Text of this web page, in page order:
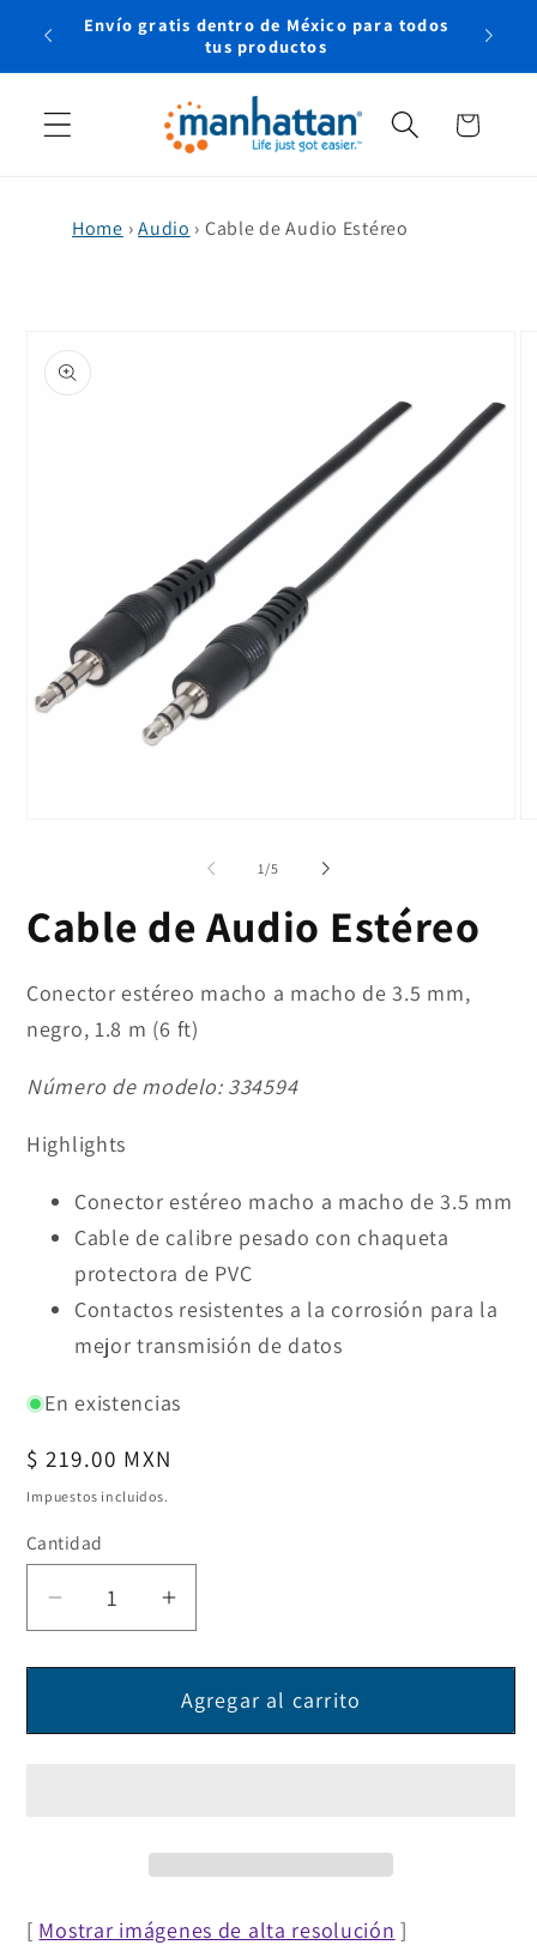
directamente
Envío gratis dentro de México para todos
tus productos
Carrito
Home ›Audio › Cable de Audio Estéreo
a la
información
una
ventana
1 /de
5
Cable de Audio Estéreo
Conector estéreo macho a macho de 3.5 mm,
negro, 1.8 m (6 ft)
Número de modelo: 334594
Highlights
Conector estéreo macho a macho de 3.5 mm
Cable de calibre pesado con chaqueta
protectora de PVC
Contactos resistentes a la corrosión para la
mejor transmisión de datos
En existencias
Precio
habitual
$ 219.00 MXN
Impuestos incluidos.
Cantidad
Reducir
para
de
Aumentar
para
Cable
de
Agregar al carrito
[ Mostrar imágenes de alta resolución ]